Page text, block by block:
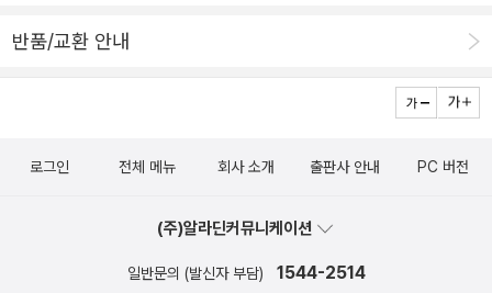
나면 5개의 unit에 대한 테스트인 review 문제를 풀게 되어있어요.
한 것을 복습하게 됩니다.책의 뒷장에는 정답도 있네요. ^^ ​ 하루 만
에 5개의 unit을 다 공부하고, review도 너무 재미있다면서 금방 마
담스럽지 않아 아이들에게 재미와 함께 성취감도 충분히 줄 수 있고
요.​ 영어에 흥미 없는 아이도 먼저 꺼내 공부하게 되는 <놓지 마 초등
반품/교환 안내
로그인 전체 메뉴 회사 소개 출판사 안내 PC 버전
(주)알라딘커뮤니케이션
일반문의 (발신자 부담) 1544-2514